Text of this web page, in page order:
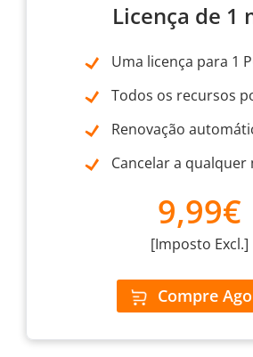
Licença de 1
Uma licença para 1
Todos os recursos
Renovação
Cancelar a
9,99€
[Imposto Excl.]
Compre